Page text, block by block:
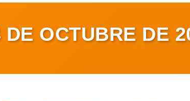
DE OCTUBRE DE